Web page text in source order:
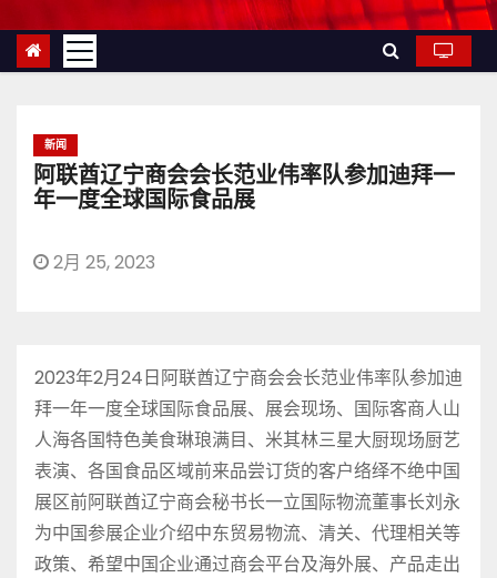
新闻
阿联酋辽宁商会会长范业伟率队参加迪拜一
年一度全球国际食品展
2月 25, 2023
2023年2月24日阿联酋辽宁商会会长范业伟率队参加迪
拜一年一度全球国际食品展、展会现场、国际客商人山
人海各国特色美食琳琅满目、米其林三星大厨现场厨艺
表演、各国食品区域前来品尝订货的客户络绎不绝中国
展区前阿联酋辽宁商会秘书长一立国际物流董事长刘永
为中国参展企业介绍中东贸易物流、清关、代理相关等
政策、希望中国企业通过商会平台及海外展、产品走出